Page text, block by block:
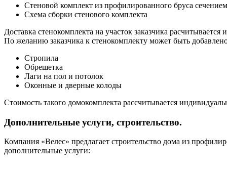
Стеновой комплект из профилированного бруса
Схема сборки стенового комплекта
Доставка стенокомплекта на участок заказчика
По желанию заказчика к стенокомплекту может быть
Стропила
Обрешетка
Лаги на пол и потолок
Оконные и дверные колоды
Стоимость такого домокомплекта рассчитывается
Дополнительные услуги, строительство.
Компания «Велес» предлагает строительство дома из
дополнительные услуги: